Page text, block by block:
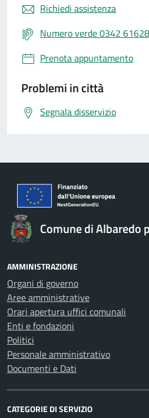
Richiedi assistenza
Numero verde 0342
Prenota appuntamento
Problemi in città
Segnala disservizio
Comune di Albaredo
AMMINISTRAZIONE
Organi di governo
Aree amministrative
Orari apertura uffici comunali
Enti e fondazioni
Politici
Personale amministrativo
Documenti e Dati
CATEGORIE DI SERVIZIO